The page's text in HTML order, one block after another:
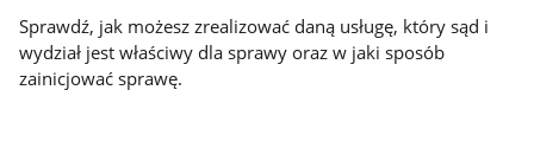
Sprawdź, jak możesz zrealizować daną usługę, który sąd i
wydział jest właściwy dla sprawy oraz w jaki sposób
zainicjować sprawę.